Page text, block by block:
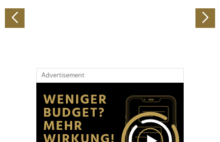
gesammelt haben.
Advertisement